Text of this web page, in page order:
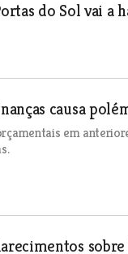
do Sol vai a
causa
em